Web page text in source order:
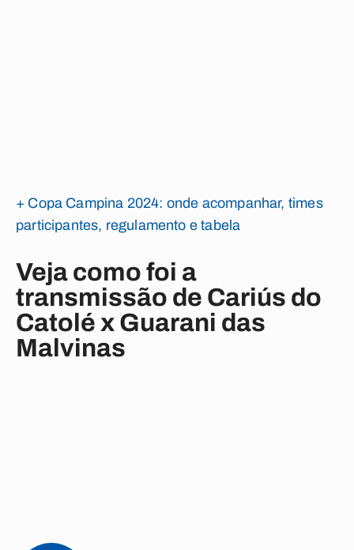
+ Copa Campina 2024: onde acompanhar, times
participantes, regulamento e tabela
Veja como foi a
transmissão de Cariús do
Catolé x Guarani das
Malvinas